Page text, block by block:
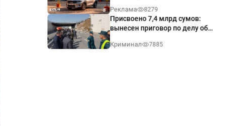
годовых
Реклама 8279
Присвоено 7,4 млрд сумов:
вынесен приговор по делу об
Ташкенте
Криминал 7885